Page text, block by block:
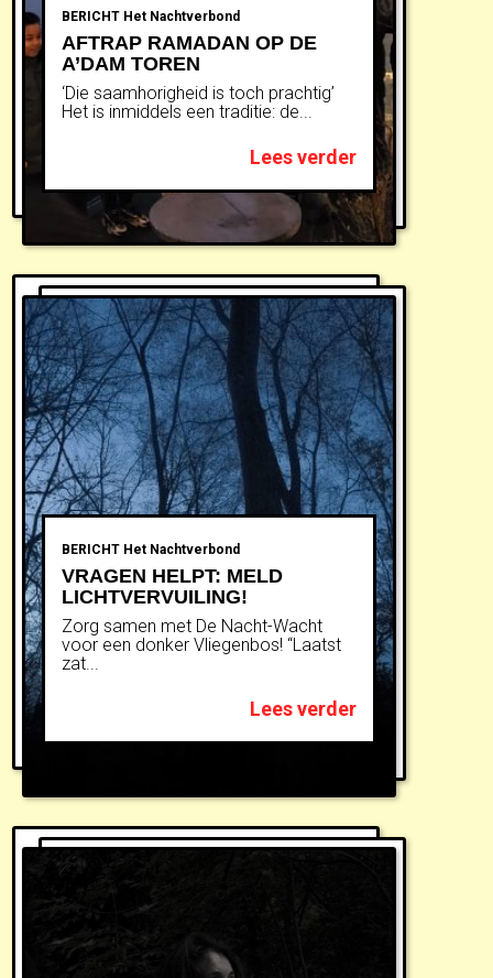
BERICHT Het Nachtverbond
AFTRAP RAMADAN OP DE
A’DAM TOREN
‘Die saamhorigheid is toch prachtig’
Het is inmiddels een traditie: de...
Lees verder
BERICHT Het Nachtverbond
VRAGEN HELPT: MELD
LICHTVERVUILING!
Zorg samen met De Nacht-Wacht
voor een donker Vliegenbos! “Laatst
zat...
Lees verder